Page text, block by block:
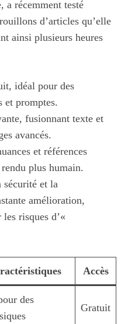
a récemment testé
d’articles qu’elle
ainsi plusieurs heures
idéal pour des
et promptes.
fusionnant texte et
avancés.
et références
plus humain.
sécurité et la
amélioration,
risques d’«
Accès
des
Gratuit